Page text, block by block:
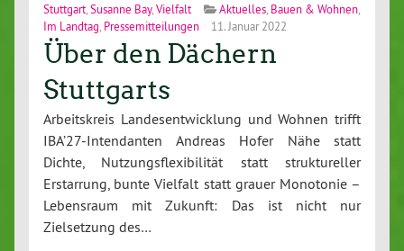
Stuttgart ,Susanne Bay,Vielfalt Aktuelles, Bauen & Wohnen
Im Landtag Pressemitteilungen 11. Januar 2022
Über den Dächern
Stuttgarts
Arbeitskreis Landesentwicklung und Wohnen trifft
IBA’27-Intendanten Andreas Hofer Nähe statt
Dichte, Nutzungsflexibilität statt struktureller
Erstarrung, bunte Vielfalt statt grauer Monotonie –
Lebensraum mit Zukunft: Das ist nicht nur
Zielsetzung des…